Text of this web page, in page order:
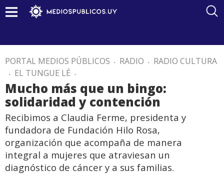
PORTAL MEDIOS PÚBLICOS . RADIO . RADIO CULTURA
. EL TUNGUE LÉ .
Mucho más que un bingo:
solidaridad y contención
Recibimos a Claudia Ferme, presidenta y
fundadora de Fundación Hilo Rosa,
organización que acompaña de manera
integral a mujeres que atraviesan un
diagnóstico de cáncer y a sus familias.